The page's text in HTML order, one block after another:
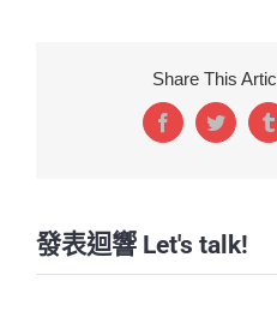
Share This
FacebookTwitter
發表迴響 Let's talk!